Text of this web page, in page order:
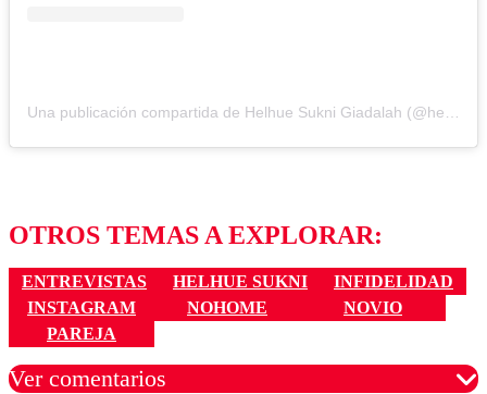
Una publicación compartida de Helhue Sukni Giadalah (@helhuesukni)
OTROS TEMAS A EXPLORAR:
ENTREVISTAS HELHUE SUKNI
INFIDELIDAD
INSTAGRAM
NOHOME
NOVIO
PAREJA
Ver comentarios